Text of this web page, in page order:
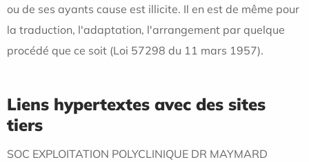
ou de ses ayants cause est illicite. Il en est de même pour
la traduction, l'adaptation, l'arrangement par quelque
procédé que ce soit (Loi 57298 du 11 mars 1957).
Liens hypertextes avec des sites
tiers
SOC EXPLOITATION POLYCLINIQUE DR MAYMARD